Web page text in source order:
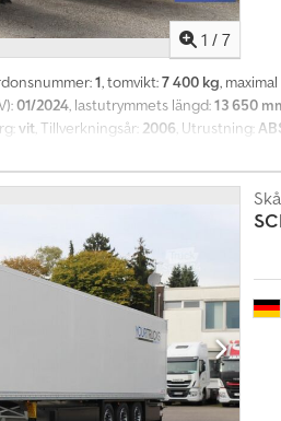
1 / 7
1, tomvikt:7 400 kg,
01/2024, lastutrymmets längd:13 650
vit, Tillverkningsår: 2006, Utrustning:
tak, galvaniserat chassi, invändig
E Djbekr